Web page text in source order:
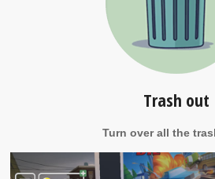
Trash out
Turn over all the